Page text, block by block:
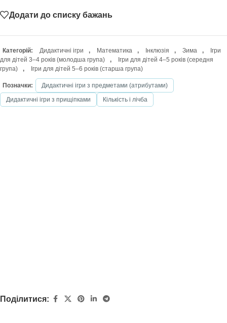
Додати до списку бажань
Категорій: Дидактичні ігри , Математика , Інклюзія , Зима ,
Ігри
для дітей 3–4 років (молодша група)
,
Ігри для дітей 4–5 років (середня
група)
, Ігри для дітей 5–6 років (старша група)
Позначки:
Дидактичні ігри з предметами (атрибутами)
Дидактичні ігри з прищіпками
Кількість і лічба
Поділитися: